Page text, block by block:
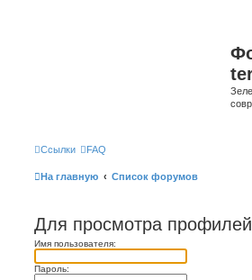
Ссылки FAQ
На главную Список форумов
Для просмотра
Имя пользователя:
Пароль: